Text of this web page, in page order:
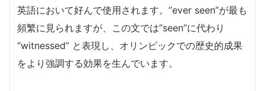
英語において好んで使用されます。”ever seen”が最も
頻繁に見られますが、この文では”seen”に代わり
“witnessed” と表現し、オリンピックでの歴史的成果
をより強調する効果を生んでいます。